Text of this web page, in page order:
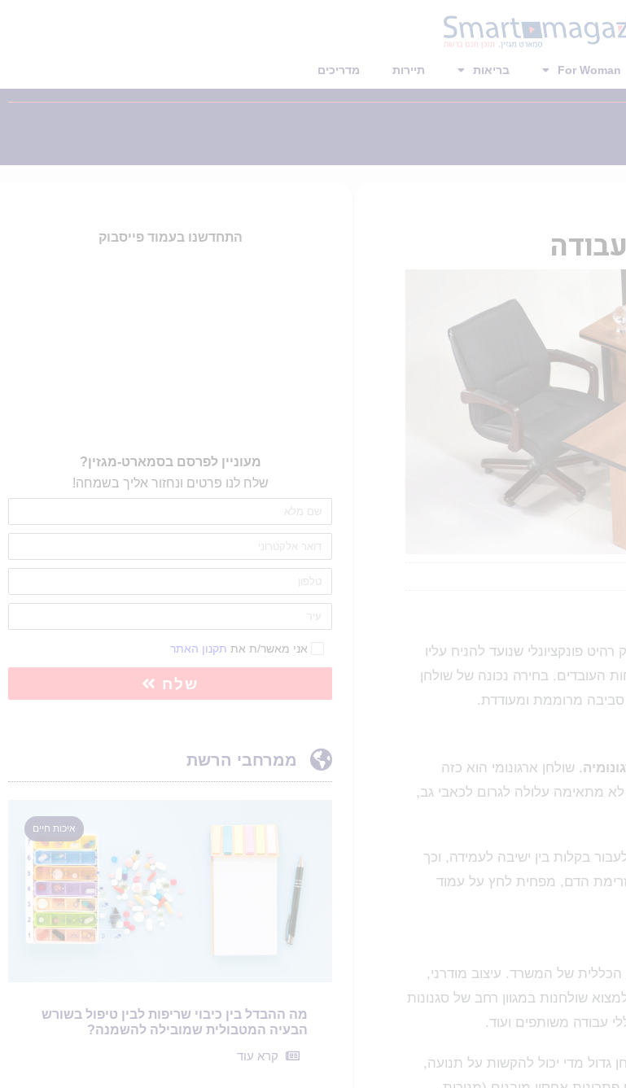
For Woman בריאות תיירות מדריכים
פונקציונלי שנועד להניח עליו
העובדים. בחירה נכונה של שולחן
סביבה מרוממת ומעודדת.
. שולחן ארגונומי הוא כזה
מתאימה עלולה לגרום לכאבי גב,
בקלות בין ישיבה לעמידה, וכך
הדם, מפחית לחץ על עמוד
של המשרד. עיצוב מודרני,
שולחנות במגוון רחב של סגנונות
עבודה משותפים ועוד.
גדול מדי יכול להקשות על תנועה,
התחדשנו בעמוד פייסבוק
מעוניין לפרסם בסמארט-מגזין?
שלח לנו פרטים ונחזור אליך בשמחה!
אני מאשר/ת את תקנון האתר
שלח
ממרחבי הרשת
איכות חיים
מה ההבדל בין כיבוי שריפות לבין טיפול בשורש
הבעיה המטבולית שמובילה להשמנה?
קרא עוד